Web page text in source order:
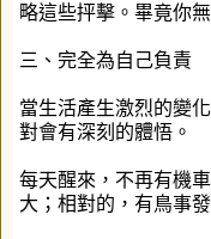
略這些抨擊。畢竟你
三、完全為自己負責
當生活產生激烈的變
對會有深刻的體悟。
每天醒來，不再有機
大；相對的，有鳥事